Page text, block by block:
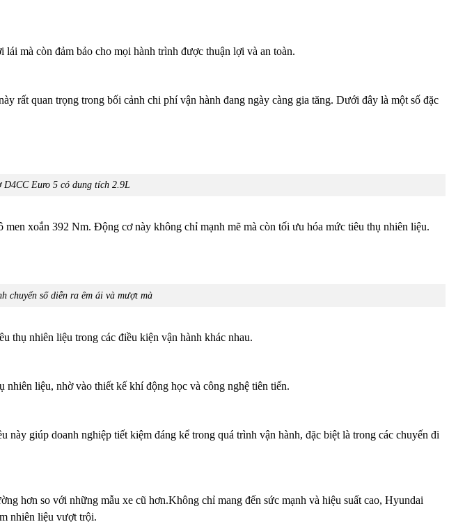
mà còn đảm bảo cho mọi hành trình được thuận lợi và an toàn.
quan trọng trong bối cảnh chi phí vận hành đang ngày càng gia tăng. Dưới đây là một số đặc
Euro 5 có dung tích 2.9L
xoắn 392 Nm. Động cơ này không chỉ mạnh mẽ mà còn tối ưu hóa mức tiêu thụ nhiên liệu.
chuyển số diễn ra êm ái và mượt mà
thụ nhiên liệu trong các điều kiện vận hành khác nhau.
liệu, nhờ vào thiết kế khí động học và công nghệ tiên tiến.
giúp doanh nghiệp tiết kiệm đáng kể trong quá trình vận hành, đặc biệt là trong các chuyến đi
hơn so với những mẫu xe cũ hơn.Không chỉ mang đến sức mạnh và hiệu suất cao, Hyundai
nhiên liệu vượt trội.